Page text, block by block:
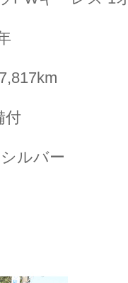
付
ルバー